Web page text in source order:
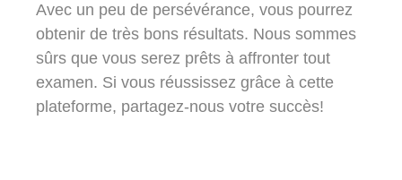
Avec un peu de persévérance, vous pourrez
obtenir de très bons résultats. Nous sommes
sûrs que vous serez prêts à affronter tout
examen. Si vous réussissez grâce à cette
plateforme, partagez-nous votre succès!